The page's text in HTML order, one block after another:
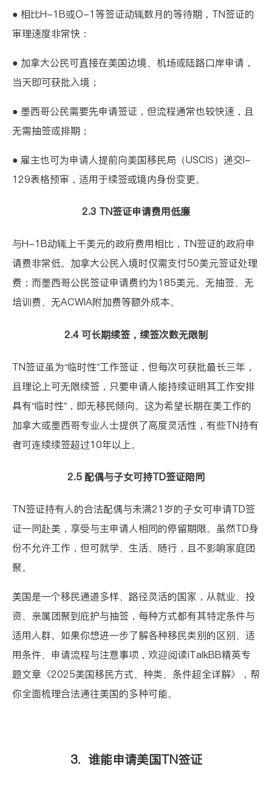
● 相比H-1B或O-1等签证动辄数月的等待期，TN签证的
审理速度非常快：
● 加拿大公民可直接在美国边境、机场或陆路口岸申请，
当天即可获批入境；
● 墨西哥公民需要先申请签证，但流程通常也较快速，且
无需抽签或排期；
● 雇主也可为申请人提前向美国移民局（USCIS）递交I-
129表格预审，适用于续签或境内身份变更。
2.3 TN签证申请费用低廉
与H-1B动辄上千美元的政府费用相比，TN签证的政府申
请费非常低。加拿大公民入境时仅需支付50美元签证处理
费；而墨西哥公民签证申请费约为185美元。无抽签、无
培训费、无ACWIA附加费等额外成本。
2.4 可长期续签，续签次数无限制
TN签证虽为“临时性”工作签证，但每次可获批最长三年，
且理论上可无限续签，只要申请人能持续证明其工作安排
具有“临时性”，即无移民倾向。这为希望长期在美工作的
加拿大或墨西哥专业人士提供了高度灵活性，有些TN持有
者可连续续签超过10年以上。
2.5 配偶与子女可持TD签证陪同
TN签证持有人的合法配偶与未满21岁的子女可申请TD签
证一同赴美，享受与主申请人相同的停留期限。虽然TD身
份不允许工作，但可就学、生活、随行，且不影响家庭团
聚。
美国是一个移民通道多样、路径灵活的国家，从就业、投
资、亲属团聚到庇护与抽签，每种方式都有其特定条件与
适用人群。如果你想进一步了解各种移民类别的区别、适
用条件、申请流程与注意事项，欢迎阅读iTalkBB精英专
题文章 《2025美国移民方式、种类、条件超全详解》
，帮
你全面梳理合法通往美国的多种可能。
3. 谁能申请美国TN签证